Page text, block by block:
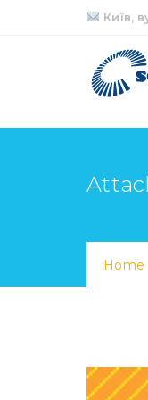
Київ,
Home